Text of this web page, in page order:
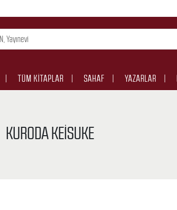
TÜM KITAPLAR SAHAF YAZARLAR
KURODA KEISUKE